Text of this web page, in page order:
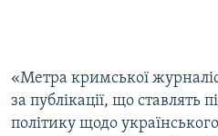
«Метра кримської
за публікації, що ставлять
політику щодо